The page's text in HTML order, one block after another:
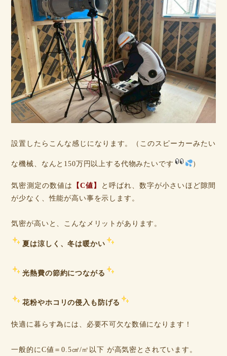
設置したらこんな感じになります。（このスピーカーみたい
な機械、なんと150万円以上する代物みたいです ）
気密測定の数値は 【C値】
と呼ばれ、数字が小さいほど隙間
が少なく、性能が高い事を示します。
気密が高いと、こんなメリットがあります。
夏は涼しく、冬は暖かい
光熱費の節約につながる
花粉やホコリの侵入も防げる
快適に暮らす為には、必要不可欠な数値になります！
一般的にC値＝0.5㎠/㎡以下 が高気密とされています。